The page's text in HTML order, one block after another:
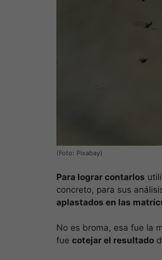
(Foto: Pixabay)
Para lograr contarlos
concreto, para sus
aplastados en las
No es broma, esa fue la
fue cotejar el resultado